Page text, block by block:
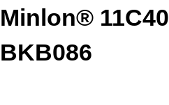
Minlon® 11C40
BKB086